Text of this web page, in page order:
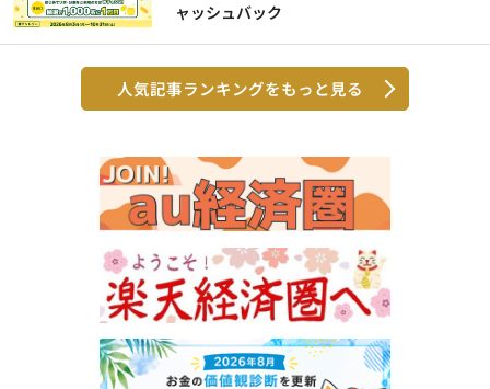
ャッシュバック
人気記事ランキングをもっと見る